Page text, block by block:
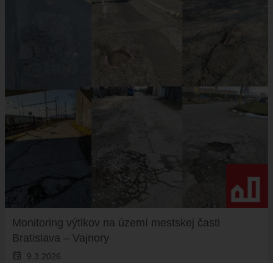
Monitoring výtlkov na území mestskej časti
Bratislava – Vajnory
event
9.3.2026